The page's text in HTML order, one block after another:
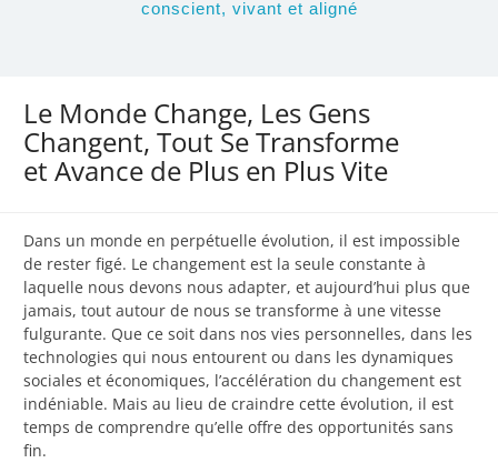
conscient, vivant et aligné
Le Monde Change, Les Gens
Changent, Tout Se Transforme
et Avance de Plus en Plus Vite
Dans un monde en perpétuelle évolution, il est impossible
de rester figé. Le changement est la seule constante à
laquelle nous devons nous adapter, et aujourd’hui plus que
jamais, tout autour de nous se transforme à une vitesse
fulgurante. Que ce soit dans nos vies personnelles, dans les
technologies qui nous entourent ou dans les dynamiques
sociales et économiques, l’accélération du changement est
indéniable. Mais au lieu de craindre cette évolution, il est
temps de comprendre qu’elle offre des opportunités sans
fin.